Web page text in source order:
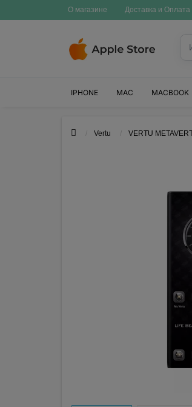
О магазине Доставка и Оплата
IPHONE MAC MACBOOK
Vertu VERTU